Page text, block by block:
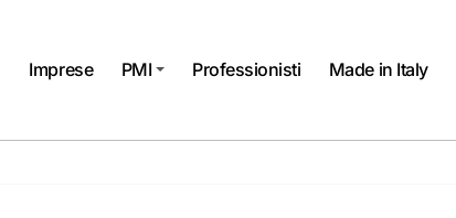
Imprese PMI Professionisti Made in Italy